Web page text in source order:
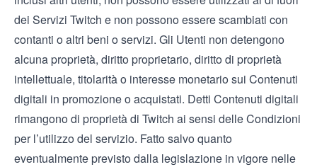
dei Servizi Twitch e non possono essere scambiati con
contanti o altri beni o servizi. Gli Utenti non detengono
alcuna proprietà, diritto proprietario, diritto di proprietà
intellettuale, titolarità o interesse monetario sui Contenuti
digitali in promozione o acquistati. Detti Contenuti digitali
rimangono di proprietà di Twitch ai sensi delleCondizioni
per l’utilizzo del servizio. Fatto salvo quanto
eventualmente previsto dalla legislazione in vigore nelle